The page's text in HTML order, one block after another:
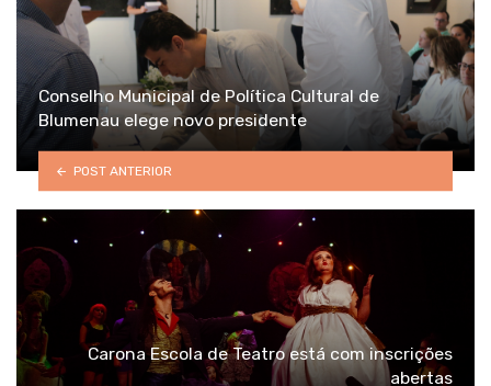
Conselho Municipal de Política Cultural de
Blumenau elege novo presidente
POST ANTERIOR
Carona Escola de Teatro está com inscrições
abertas